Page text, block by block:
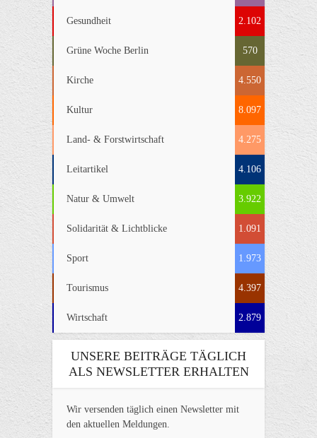
Gesundheit 2.102
Grüne Woche Berlin 570
Kirche 4.550
Kultur 8.097
Land- & Forstwirtschaft 4.275
Leitartikel 4.106
Natur & Umwelt 3.922
Solidarität & Lichtblicke 1.091
Sport 1.973
Tourismus 4.397
Wirtschaft 2.879
UNSERE BEITRÄGE TÄGLICH
ALS NEWSLETTER ERHALTEN
Wir versenden täglich einen Newsletter mit
den aktuellen Meldungen.